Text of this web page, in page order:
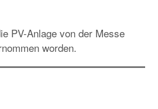
PV-Anlage von der Messe
worden.